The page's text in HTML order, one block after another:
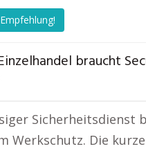
braucht
Sicherheitsdienst
Werkschutz. Die